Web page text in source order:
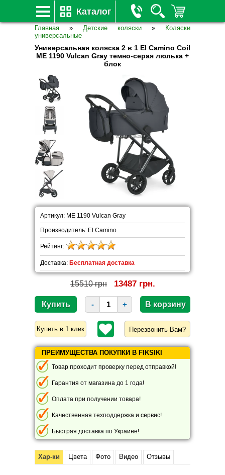
Каталог
Главная » Детские коляски »
Коляски
универсальные
Универсальная коляска 2 в 1 El Camino Coil
ME 1190 Vulcan Gray темно-серая люлька +
блок
Артикул: ME 1190 Vulcan Gray
Производитель: El Camino
Рейтинг:
Доставка: Бесплатная доставка
15510 грн 13487 грн.
- +
Перезвонить Вам?
ПРЕИМУЩЕСТВА ПОКУПКИ В FIKSIKI
Товар проходит проверку перед отправкой!
Гарантия от магазина до 1 года!
Оплата при получении товара!
Качественная техподдержка и сервис!
Быстрая доставка по Украине!
Хар-ки Цвета Фото Видео Отзывы